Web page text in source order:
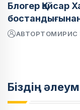
Блогер Қайсар
АВТОРТОМИРИС
Біздің